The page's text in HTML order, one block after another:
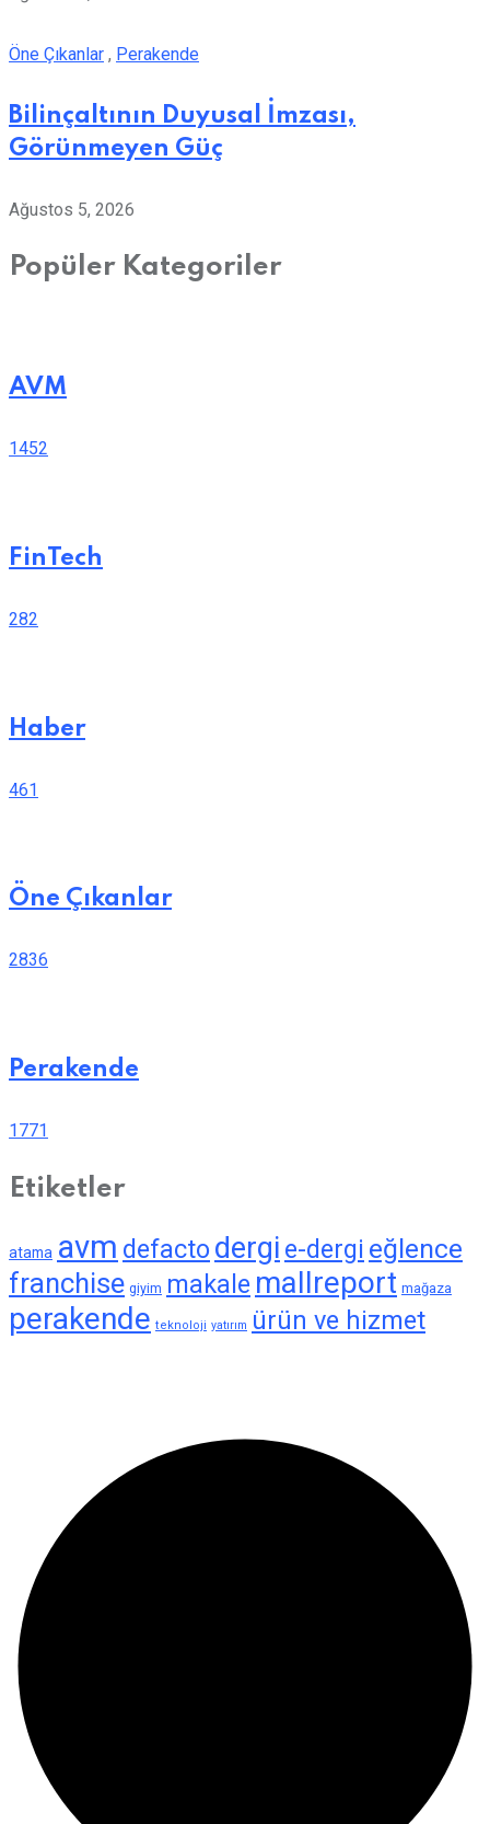
Öne Çıkanlar , Perakende
Bilinçaltının Duyusal İmzası,
Görünmeyen Güç
Ağustos 5, 2026
Popüler Kategoriler
AVM
1452
FinTech
282
Haber
461
Öne Çıkanlar
2836
Perakende
1771
Etiketler
atama avm defacto dergi e-dergi eğlence
franchise giyim makale mallreport mağaza
perakende teknoloji yatırım ürün ve hizmet